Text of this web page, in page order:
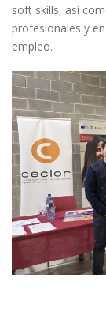
soft skills, así
profesionales y
empleo.